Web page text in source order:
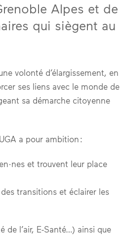
Alpes et de
qui siègent au
volonté d’élargissement, en
ses liens avec le monde de
sa démarche citoyenne
a pour ambition :
et trouvent leur place
transitions et éclairer les
de l’air, E-Santé…) ainsi que